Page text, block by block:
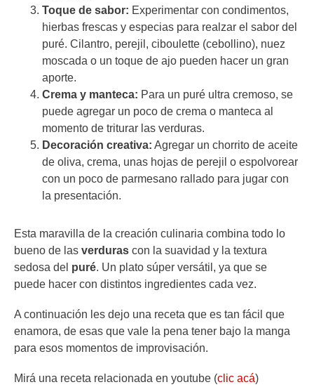
Toque de sabor: Experimentar con condimentos,
hierbas frescas y especias para realzar el sabor del
puré. Cilantro, perejil, ciboulette (cebollino), nuez
moscada o un toque de ajo pueden hacer un gran
aporte.
Crema y manteca: Para un puré ultra cremoso, se
puede agregar un poco de crema o manteca al
momento de triturar las verduras.
Decoración creativa: Agregar un chorrito de aceite
de oliva, crema, unas hojas de perejil o espolvorear
con un poco de parmesano rallado para jugar con
la presentación.
Esta maravilla de la creación culinaria combina todo lo
bueno de las verduras con la suavidad y la textura
sedosa del puré. Un plato súper versátil, ya que se
puede hacer con distintos ingredientes cada vez.
A continuación les dejo una receta que es tan fácil que
enamora, de esas que vale la pena tener bajo la manga
para esos momentos de improvisación.
Mirá una receta relacionada en youtube (clic acá)